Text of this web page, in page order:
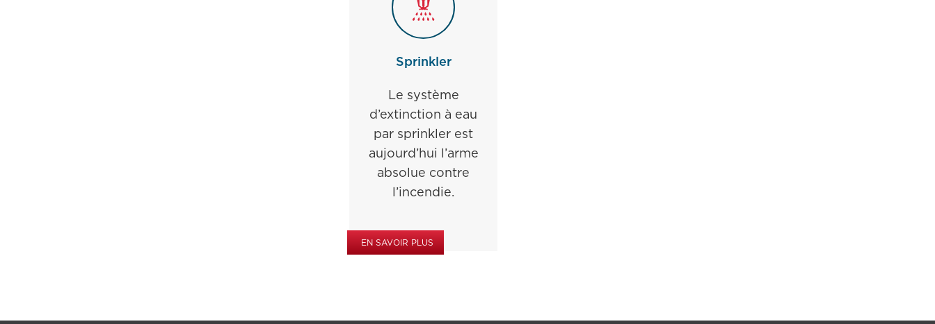
Sprinkler
Le système
d’extinction à eau
par sprinkler est
aujourd’hui l’arme
absolue contre
l’incendie.
EN SAVOIR PLUS